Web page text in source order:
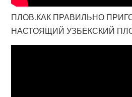
ПЛОВ.КАК ПРАВИЛЬНО
НАСТОЯЩИЙ УЗБЕКСКИЙ